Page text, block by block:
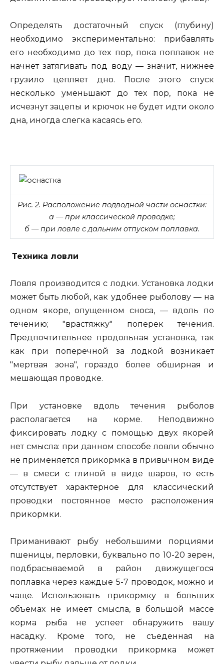
Определять достаточный спуск (глубину)
необходимо экспериментально: прибавлять
его необходимо до тех пор, пока поплавок не
начнет затягивать под воду — значит, нижнее
грузило цепляет дно. После этого спуск
несколько уменьшают до тех пор, пока не
исчезнут зацепы и крючок не будет идти около
дна, иногда слегка касаясь его.
Рис. 2. Расположение подводной части оснастки:
а — при классической проводке;
б — при ловле с дальним отпуском поплавка.
Техника ловли
Ловля производится с лодки. Установка лодки
может быть любой, как удобнее рыболову — на
одном якоре, опущенном сноса, — вдоль по
течению; "врастяжку" поперек течения.
Предпочтительнее продольная установка, так
как при поперечной за лодкой возникает
"мертвая зона", гораздо более обширная и
мешающая проводке.
При установке вдоль течения рыболов
располагается на корме. Неподвижно
фиксировать лодку с помощью двух якорей
нет смысла: при данном способе ловли обычно
не применяется прикормка в привычном виде
— в смеси с глиной в виде шаров, то есть
отсутствует характерное для классический
проводки постоянное место расположения
прикормки.
Приманивают рыбу небольшими порциями
пшеницы, перловки, буквально по 10-20 зерен,
подбрасываемой в район движущегося
поплавка через каждые 5-7 проводок, можно и
чаще. Использовать прикормку в больших
объемах не имеет смысла, в большой массе
корма рыба не успеет обнаружить вашу
насадку. Кроме того, не съеденная на
протяжении проводки прикормка может